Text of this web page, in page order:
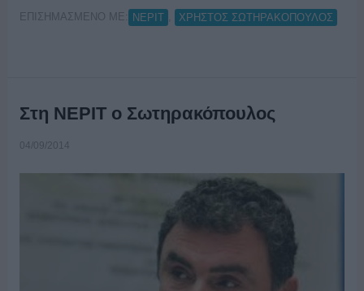
ΕΠΙΣΗΜΑΣΜΕΝΟ ΜΕ: ΝΕΡΙΤ ΧΡΗΣΤΟΣ ΣΩΤΗΡΑΚΟΠΟΥΛΟΣ
Στη ΝΕΡΙΤ ο Σωτηρακόπουλος
04/09/2014